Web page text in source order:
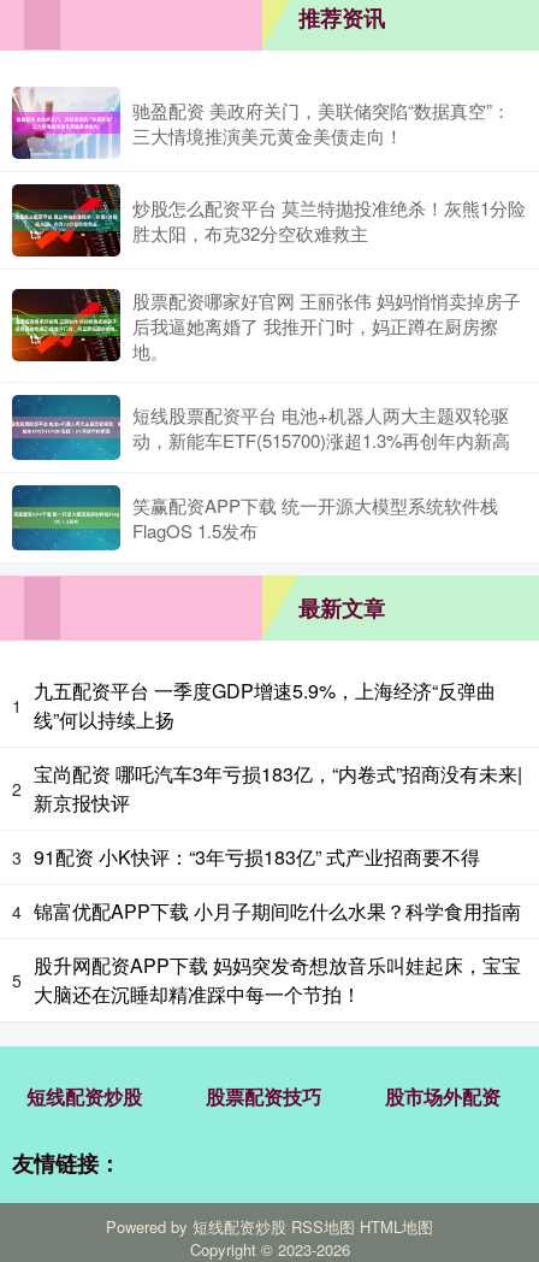
推荐资讯
驰盈配资 美政府关门，美联储突陷“数据真空”：
三大情境推演美元黄金美债走向！
炒股怎么配资平台 莫兰特抛投准绝杀！灰熊1分险
胜太阳，布克32分空砍难救主
股票配资哪家好官网 王丽张伟 妈妈悄悄卖掉房子
后我逼她离婚了 我推开门时，妈正蹲在厨房擦
地。
短线股票配资平台 电池+机器人两大主题双轮驱
动，新能车ETF(515700)涨超1.3%再创年内新高
笑赢配资APP下载 统一开源大模型系统软件栈
FlagOS 1.5发布
最新文章
1
九五配资平台 一季度GDP增速5.9%，上海经济“反弹曲
线”何以持续上扬
2
宝尚配资 哪吒汽车3年亏损183亿，“内卷式”招商没有未来|
新京报快评
3 91配资 小K快评：“3年亏损183亿” 式产业招商要不得
4 锦富优配APP下载 小月子期间吃什么水果？科学食用指南
5
股升网配资APP下载 妈妈突发奇想放音乐叫娃起床，宝宝
大脑还在沉睡却精准踩中每一个节拍！
短线配资炒股 股票配资技巧 股市场外配资
友情链接：
Powered by 短线配资炒股 RSS地图 HTML地图
Copyright © 2023-2026